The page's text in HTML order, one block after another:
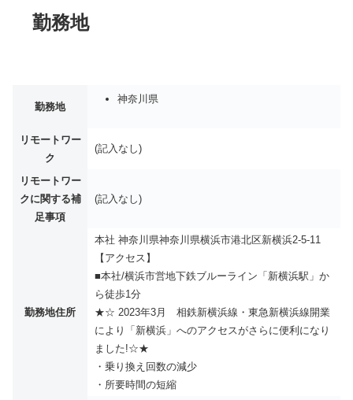
勤務地
勤務地
神奈川県
リモートワー
ク
(記入なし)
リモートワー
クに関する補
足事項
(記入なし)
勤務地住所
本社 神奈川県神奈川県横浜市港北区新横浜2-5-11
【アクセス】
■本社/横浜市営地下鉄ブルーライン「新横浜駅」か
ら徒歩1分
★☆ 2023年3月 相鉄新横浜線・東急新横浜線開業
により「新横浜」へのアクセスがさらに便利になり
ました!☆★
・乗り換え回数の減少
・所要時間の短縮